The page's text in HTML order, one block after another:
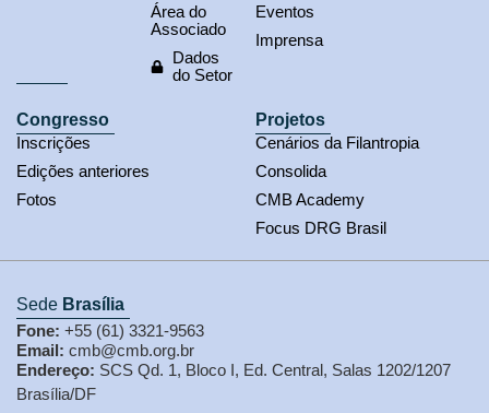
Área do
Associado
Dados
do Setor
Eventos
Imprensa
Congresso
Inscrições
Edições anteriores
Fotos
Projetos
Cenários da Filantropia
Consolida
CMB Academy
Focus DRG Brasil
Sede Brasília
Fone: +55 (61) 3321-9563
Email: cmb@cmb.org.br
Endereço: SCS Qd. 1, Bloco I, Ed. Central, Salas 1202/1207
Brasília/DF